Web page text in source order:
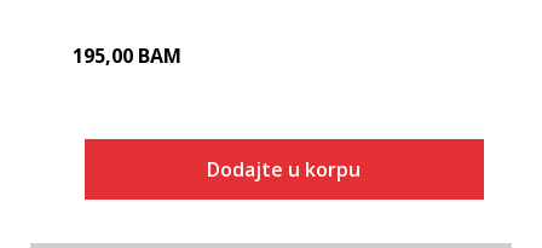
195,00 BAM
Dodajte u korpu